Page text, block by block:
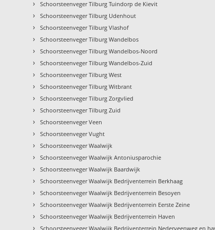
› Schoorsteenveger Tilburg Tuindorp de Kievit
› Schoorsteenveger Tilburg Udenhout
› Schoorsteenveger Tilburg Vlashof
› Schoorsteenveger Tilburg Wandelbos
› Schoorsteenveger Tilburg Wandelbos-Noord
› Schoorsteenveger Tilburg Wandelbos-Zuid
› Schoorsteenveger Tilburg West
› Schoorsteenveger Tilburg Witbrant
› Schoorsteenveger Tilburg Zorgvlied
› Schoorsteenveger Tilburg Zuid
› Schoorsteenveger Veen
› Schoorsteenveger Vught
› Schoorsteenveger Waalwijk
› Schoorsteenveger Waalwijk Antoniusparochie
› Schoorsteenveger Waalwijk Baardwijk
› Schoorsteenveger Waalwijk Bedrijventerrein Berkhaag
› Schoorsteenveger Waalwijk Bedrijventerrein Besoyen
› Schoorsteenveger Waalwijk Bedrijventerrein Eerste Zeine
› Schoorsteenveger Waalwijk Bedrijventerrein Haven
› Schoorsteenveger Waalwijk Bedrijventerrein Nederveenweg en